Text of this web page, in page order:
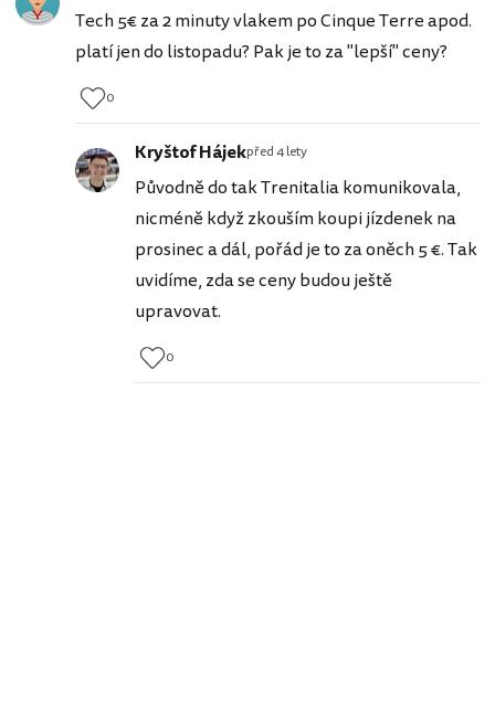
Tech 5€ za 2 minuty vlakem po Cinque Terre apod.
platí jen do listopadu? Pak je to za "lepší" ceny?
0
Kryštof Hájekpřed 4 lety
Původně do tak Trenitalia komunikovala,
nicméně když zkouším koupi jízdenek na
prosinec a dál, pořád je to za oněch 5 €. Tak
uvidíme, zda se ceny budou ještě
upravovat.
0